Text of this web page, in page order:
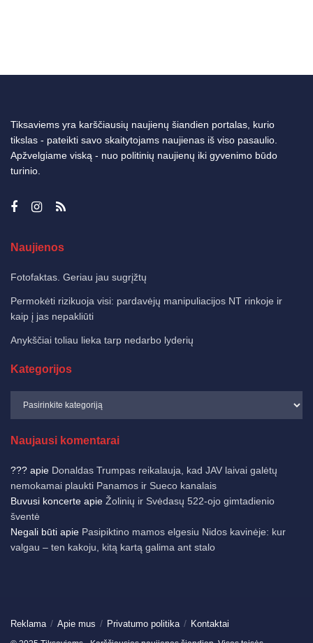
Tiksaviems yra karščiausių naujienų šiandien portalas, kurio
tikslas - pateikti savo skaitytojams naujienas iš viso pasaulio.
Apžvelgiame viską - nuo politinių naujienų iki gyvenimo būdo
turinio.
Naujienos
Fotofaktas. Geriau jau sugrįžtų
Permokėti rizikuoja visi: pardavėjų manipuliacijos NT rinkoje ir
kaip į jas nepakliūti
Anykščiai toliau lieka tarp nedarbo lyderių
Kategorijos
Naujausi komentarai
??? apie Donaldas Trumpas reikalauja, kad JAV laivai galėtų
nemokamai plaukti Panamos ir Sueco kanalais
Buvusi koncerte apie Žolinių ir Svėdasų 522-ojo gimtadienio
šventė
Negali būti apie Pasipiktino mamos elgesiu Nidos kavinėje: kur
valgau – ten kakoju, kitą kartą galima ant stalo
Reklama Apie mus Privatumo politika Kontaktai